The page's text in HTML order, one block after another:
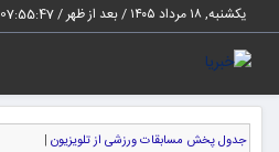
یکشنبه, ۱۸ مرداد ۱۴۰۵ / بعد از ظهر / 07:55:48
جدول پخش مسابقات ورزشی از تلویزیون |